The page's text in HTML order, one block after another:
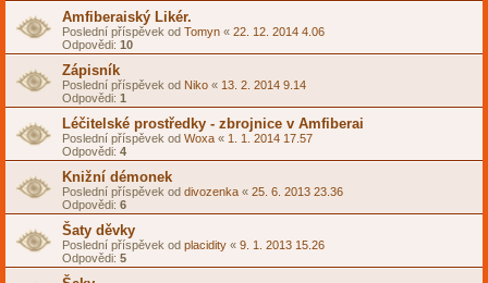
Amfiberaiský Likér.
Poslední příspěvek od Tomyn « 22. 12. 2014 4.06
Odpovědi: 10
Zápisník
Poslední příspěvek od Niko « 13. 2. 2014 9.14
Odpovědi: 1
Léčitelské prostředky - zbrojnice v Amfiberai
Poslední příspěvek od Woxa « 1. 1. 2014 17.57
Odpovědi: 4
Knižní démonek
Poslední příspěvek od divozenka « 25. 6. 2013 23.36
Odpovědi: 6
Šaty děvky
Poslední příspěvek od placidity « 9. 1. 2013 15.26
Odpovědi: 5